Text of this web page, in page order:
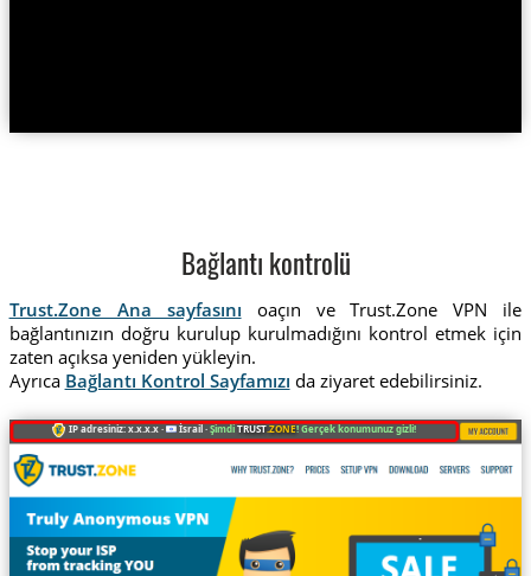
Bağlantı kontrolü
Trust.Zone Ana sayfasını oaçın ve Trust.Zone VPN ile
bağlantınızın doğru kurulup kurulmadığını kontrol etmek için
zaten açıksa yeniden yükleyin.
Ayrıca Bağlantı Kontrol Sayfamızı da ziyaret edebilirsiniz.
IP adresiniz: x.x.x.x · İsrail ·ŞimdiTRUST.ZONE! Gerçek konumunuz gizli!